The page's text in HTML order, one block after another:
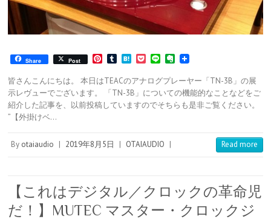
Share Post
P
n
t
r
T
m
b
l
r
H
t
e
n
a
P
c
k
e
t
L
n
e
E
e
r
n
o
皆さんこんにちは。 本日はTEACのアナログプレーヤー「TN-3B」の展
示レヴューでございます。 「TN-3B」についての機能的なことなどをご
紹介した記事を、以前投稿していますのでそちらも是非ご覧ください。
”【外掛けベ…
By otaiaudio | 2019年8月5日 | OTAIAUDIO | Read more
【これはデジタル／クロックの革命児
だ！】MUTEC マスター・クロックジ